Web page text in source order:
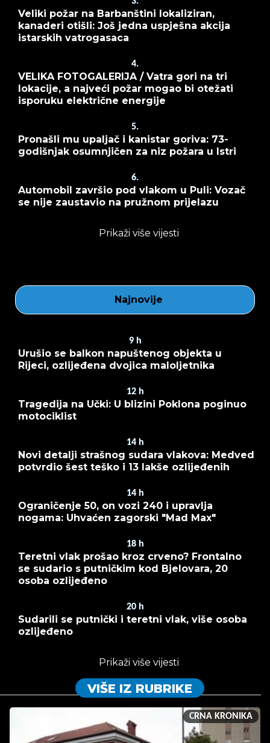
Veliki požar na Barbanštini lokaliziran,
kanaderi otišli: Još jedna uspješna akcija
istarskih vatrogasaca
4.
VELIKA FOTOGALERIJA / Vatra gori na tri
lokacije, a najveći požar mogao bi otežati
isporuku električne energije
5.
Pronašli mu upaljač i kanistar goriva: 73-
godišnjak osumnjičen za niz požara u Istri
6.
Automobil završio pod vlakom u Puli: Vozač
se nije zaustavio na pružnom prijelazu
Prikaži više vijesti
Najnovije
9 h
Urušio se balkon napuštenog objekta u
Rijeci, ozlijeđena dvojica maloljetnika
12 h
Tragedija na Učki: U blizini Poklona poginuo
motociklist
14 h
Novi detalji strašnog sudara vlakova: Medved
potvrdio šest teško i 13 lakše ozlijeđenih
14 h
Ograničenje 50, on vozi 240 i upravlja
nogama: Uhvaćen zagorski "Mad Max"
18 h
Teretni vlak prošao kroz crveno? Frontalno
se sudario s putničkim kod Bjelovara, 20
osoba ozlijeđeno
20 h
Sudarili se putnički i teretni vlak, više osoba
ozlijeđeno
Prikaži više vijesti
VIŠE IZ RUBRIKE
CRNA KRONIKA